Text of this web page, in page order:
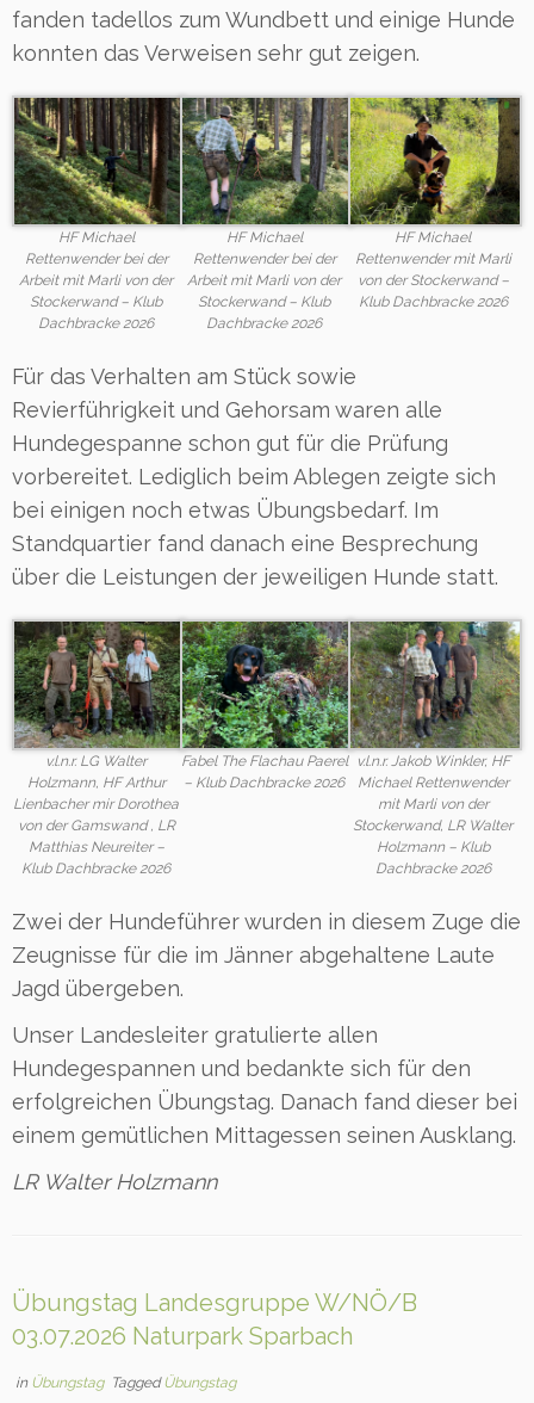
fanden tadellos zum Wundbett und einige Hunde
konnten das Verweisen sehr gut zeigen.
HF Michael
Rettenwender bei der
Arbeit mit Marli von der
Stockerwand – Klub
Dachbracke 2026
HF Michael
Rettenwender bei der
Arbeit mit Marli von der
Stockerwand – Klub
Dachbracke 2026
HF Michael
Rettenwender mit Marli
von der Stockerwand –
Klub Dachbracke 2026
Für das Verhalten am Stück sowie
Revierführigkeit und Gehorsam waren alle
Hundegespanne schon gut für die Prüfung
vorbereitet. Lediglich beim Ablegen zeigte sich
bei einigen noch etwas Übungsbedarf. Im
Standquartier fand danach eine Besprechung
über die Leistungen der jeweiligen Hunde statt.
v.l.n.r. LG Walter
Holzmann, HF Arthur
Lienbacher mir Dorothea
von der Gamswand , LR
Matthias Neureiter –
Klub Dachbracke 2026
Fabel The Flachau Paerel
– Klub Dachbracke 2026
v.l.n.r. Jakob Winkler, HF
Michael Rettenwender
mit Marli von der
Stockerwand, LR Walter
Holzmann – Klub
Dachbracke 2026
Zwei der Hundeführer wurden in diesem Zuge die
Zeugnisse für die im Jänner abgehaltene Laute
Jagd übergeben.
Unser Landesleiter gratulierte allen
Hundegespannen und bedankte sich für den
erfolgreichen Übungstag. Danach fand dieser bei
einem gemütlichen Mittagessen seinen Ausklang.
LR Walter Holzmann
Übungstag Landesgruppe W/NÖ/B
03.07.2026 Naturpark Sparbach
in Übungstag TaggedÜbungstag